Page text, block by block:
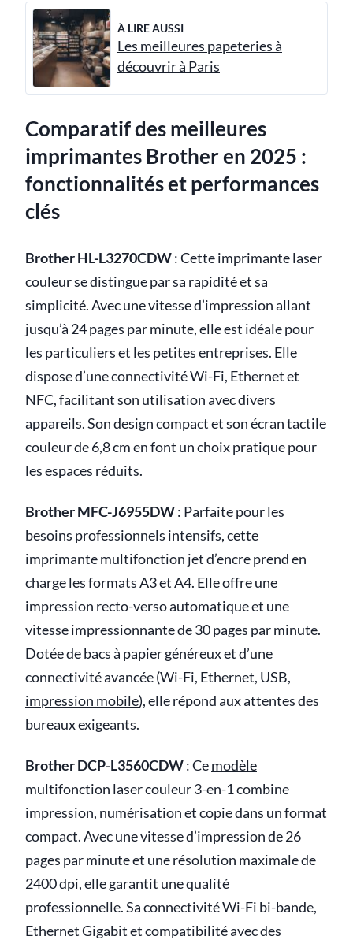
À LIRE AUSSI
Les meilleures papeteries à
découvrir à Paris
Comparatif des meilleures
imprimantes Brother en 2025 :
fonctionnalités et performances
clés
Brother HL-L3270CDW: Cette imprimante laser
couleur se distingue par sa rapidité et sa
simplicité. Avec une vitesse d’impression allant
jusqu’à 24 pages par minute, elle est idéale pour
les particuliers et les petites entreprises. Elle
dispose d’une connectivité Wi-Fi, Ethernet et
NFC, facilitant son utilisation avec divers
appareils. Son design compact et son écran tactile
couleur de 6,8 cm en font un choix pratique pour
les espaces réduits.
Brother MFC-J6955DW: Parfaite pour les
besoins professionnels intensifs, cette
imprimante multifonction jet d’encre prend en
charge les formats A3 et A4. Elle offre une
impression recto-verso automatique et une
vitesse impressionnante de 30 pages par minute.
Dotée de bacs à papier généreux et d’une
connectivité avancée (Wi-Fi, Ethernet, USB,
impression mobile), elle répond aux attentes des
bureaux exigeants.
Brother DCP-L3560CDW: Cemodèle
multifonction laser couleur 3-en-1 combine
impression, numérisation et copie dans un format
compact. Avec une vitesse d’impression de 26
pages par minute et une résolution maximale de
2400 dpi, elle garantit une qualité
professionnelle. Sa connectivité Wi-Fi bi-bande,
Ethernet Gigabit et compatibilité avec des